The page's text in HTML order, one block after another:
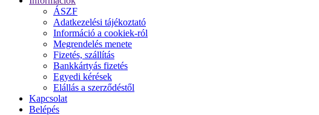
ÁSZF
Adatkezelési tájékoztató
Információ a cookiek-ról
Megrendelés menete
Fizetés, szállítás
Bankkártyás fizetés
Egyedi kérések
Elállás a szerződéstől
Kapcsolat
Belépés